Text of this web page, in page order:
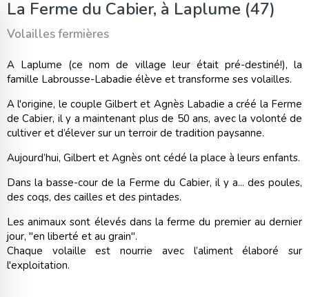
La Ferme du Cabier, à Laplume (47)
Volailles fermières
A Laplume (ce nom de village leur était pré-destiné!), la
famille Labrousse-Labadie élève et transforme ses volailles.
A l'origine, le couple Gilbert et Agnès Labadie a créé la Ferme
de Cabier, il y a maintenant plus de 50 ans, avec la volonté de
cultiver et d’élever sur un terroir de tradition paysanne.
Aujourd’hui, Gilbert et Agnès ont cédé la place à leurs enfants.
Dans la basse-cour de la Ferme du Cabier, il y a... des poules,
des coqs, des cailles et des pintades.
Les animaux sont élevés dans la ferme du premier au dernier
jour, "en liberté et au grain".
Chaque volaille est nourrie avec l’aliment élaboré sur
l'exploitation.
Panneau de gestion des cookies